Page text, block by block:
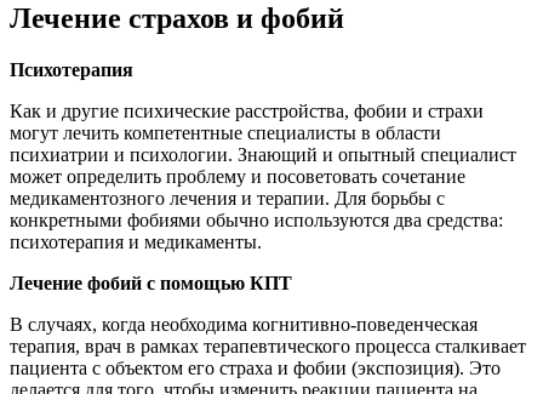
Лечение страхов и фобий
Психотерапия
Как и другие психические расстройства, фобии и страхи
могут лечить компетентные специалисты в области
психиатрии и психологии. Знающий и опытный специалист
может определить проблему и посоветовать сочетание
медикаментозного лечения и терапии. Для борьбы с
конкретными фобиями обычно используются два средства:
психотерапия и медикаменты.
Лечение фобий с помощью КПТ
В случаях, когда необходима когнитивно-поведенческая
терапия, врач в рамках терапевтического процесса сталкивает
пациента с объектом его страха и фобии (экспозиция). Это
делается для того, чтобы изменить реакции пациента на